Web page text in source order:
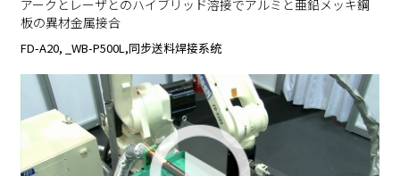
アークとレーザとのハイブリッド溶接でアルミと亜鉛メッキ鋼
板の異材金属接合
FD-A20, _WB-P500L,同步送料焊接系统